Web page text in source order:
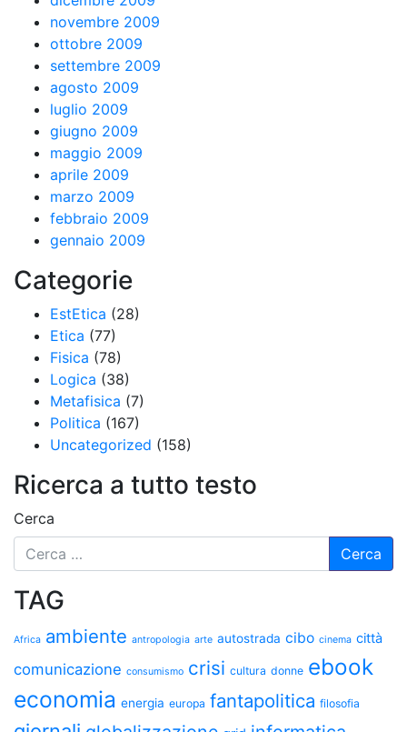
novembre 2009
ottobre 2009
settembre 2009
agosto 2009
luglio 2009
giugno 2009
maggio 2009
aprile 2009
marzo 2009
febbraio 2009
gennaio 2009
Categorie
EstEtica (28)
Etica (77)
Fisica (78)
Logica (38)
Metafisica (7)
Politica (167)
Uncategorized (158)
Ricerca a tutto testo
Cerca
TAG
Africa ambiente antropologia arte autostrada cibo cinema città
comunicazione consumismo crisi cultura donne ebook
economia energia europa fantapolitica filosofia